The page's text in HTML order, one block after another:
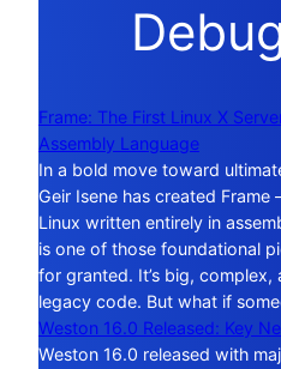
Frame: The First Linux X
Assembly Language
In a bold move toward
Geir Isene has created
Linux written entirely in
is one of those foundational
for granted. It’s big,
legacy code. But what if
Weston 16.0 Released: Key
Weston 16.0 released with